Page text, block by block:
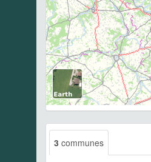
3 communes